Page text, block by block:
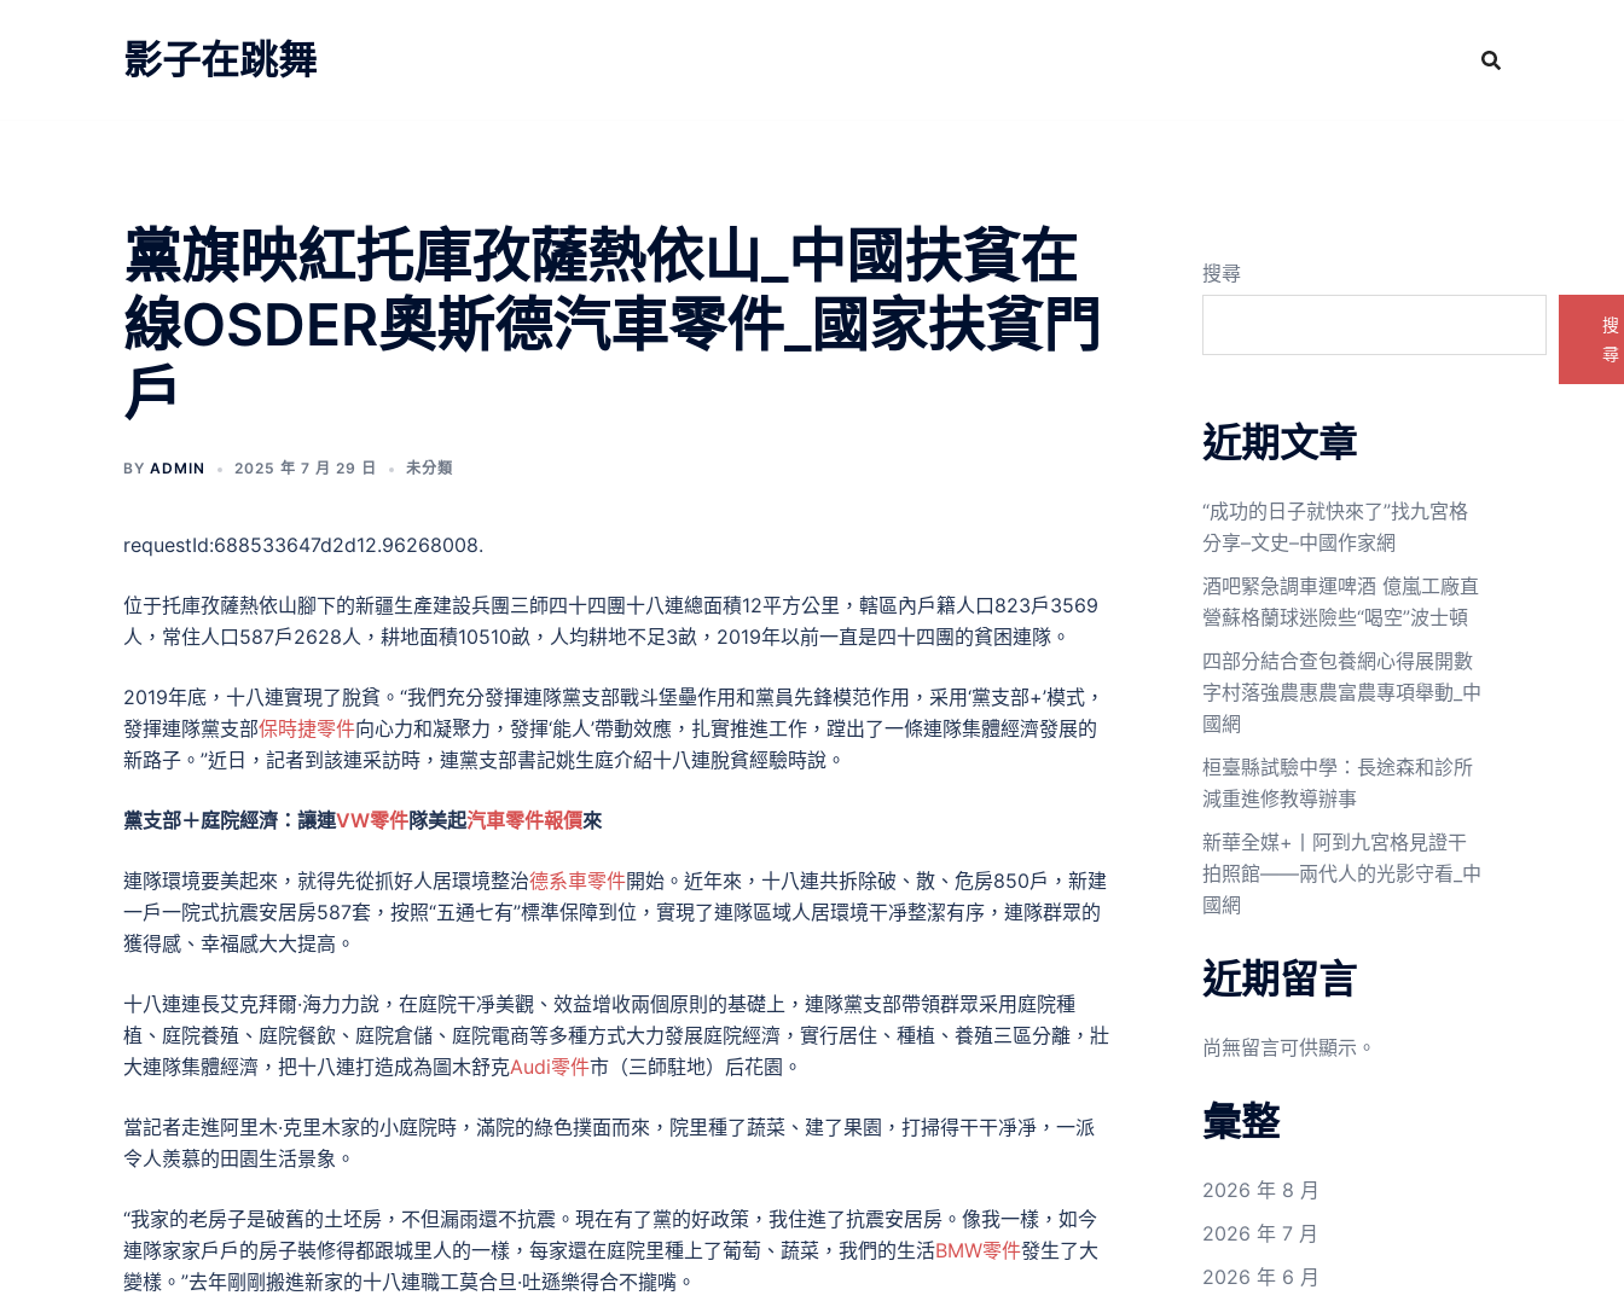
影子在跳舞
黨旗映紅托庫孜薩熱依山_中國扶貧在
線OSDER奧斯德汽車零件_國家扶貧門
戶
BY ADMIN 2025 年 7 月 29 日 未分類
requestId:688533647d2d12.96268008.
位于托庫孜薩熱依山腳下的新疆生產建設兵團三師四十四團十八連總面積12平方公里，轄區內戶籍人口823戶3569
人，常住人口587戶2628人，耕地面積10510畝，人均耕地不足3畝，2019年以前一直是四十四團的貧困連隊。
2019年底，十八連實現了脫貧。“我們充分發揮連隊黨支部戰斗堡壘作用和黨員先鋒模范作用，采用‘黨支部+’模式，
發揮連隊黨支部保時捷零件向心力和凝聚力，發揮‘能人’帶動效應，扎實推進工作，蹚出了一條連隊集體經濟發展的
新路子。”近日，記者到該連采訪時，連黨支部書記姚生庭介紹十八連脫貧經驗時說。
黨支部＋庭院經濟：讓連VW零件隊美起汽車零件報價來
連隊環境要美起來，就得先從抓好人居環境整治德系車零件開始。近年來，十八連共拆除破、散、危房850戶，新建
一戶一院式抗震安居房587套，按照“五通七有”標準保障到位，實現了連隊區域人居環境干凈整潔有序，連隊群眾的
獲得感、幸福感大大提高。
十八連連長艾克拜爾·海力力說，在庭院干凈美觀、效益增收兩個原則的基礎上，連隊黨支部帶領群眾采用庭院種
植、庭院養殖、庭院餐飲、庭院倉儲、庭院電商等多種方式大力發展庭院經濟，實行居住、種植、養殖三區分離，壯
大連隊集體經濟，把十八連打造成為圖木舒克Audi零件市（三師駐地）后花園。
當記者走進阿里木·克里木家的小庭院時，滿院的綠色撲面而來，院里種了蔬菜、建了果園，打掃得干干凈凈，一派
令人羨慕的田園生活景象。
“我家的老房子是破舊的土坯房，不但漏雨還不抗震。現在有了黨的好政策，我住進了抗震安居房。像我一樣，如今
連隊家家戶戶的房子裝修得都跟城里人的一樣，每家還在庭院里種上了葡萄、蔬菜，我們的生活BMW零件發生了大
變樣。”去年剛剛搬進新家的十八連職工莫合旦·吐遜樂得合不攏嘴。
搜尋
搜
尋
近期文章
“成功的日子就快來了”找九宮格
分享–文史–中國作家網
酒吧緊急調車運啤酒 億嵐工廠直
營蘇格蘭球迷險些“喝空”波士頓
四部分結合查包養網心得展開數
字村落強農惠農富農專項舉動_中
國網
桓臺縣試驗中學：長途森和診所
減重進修教導辦事
新華全媒+丨阿到九宮格見證干
拍照館——兩代人的光影守看_中
國網
近期留言
尚無留言可供顯示。
彙整
2026 年 8 月
2026 年 7 月
2026 年 6 月